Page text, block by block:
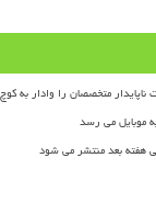
متخصصان را وادار به
موبایل می رسد
هفته بعد منتشر می شود